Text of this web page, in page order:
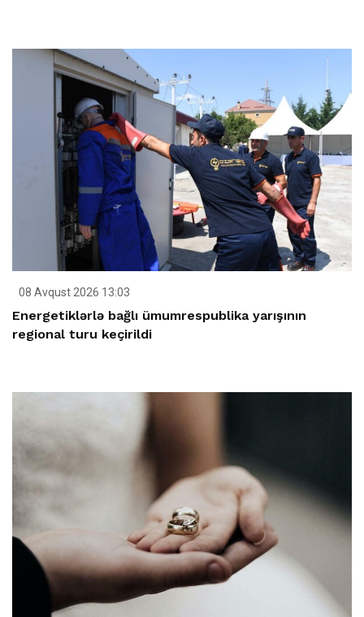
08 Avqust 2026 13:03
Energetiklərlə bağlı ümumrespublika yarışının
regional turu keçirildi